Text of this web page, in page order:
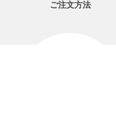
ご注文方法